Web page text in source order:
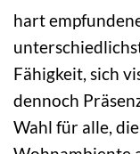
hart
Fähigkeit, sich
dennoch
Wahl für alle,